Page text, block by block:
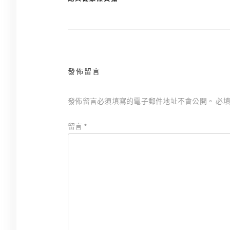
發佈留言
發佈留言必須填寫的電子郵件地址不會公開。 必
留言 *